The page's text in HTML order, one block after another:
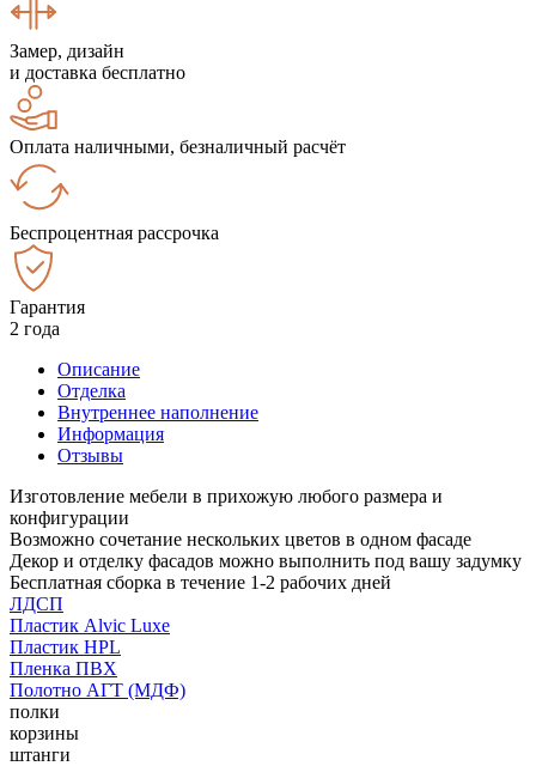
Замер, дизайн
и доставка бесплатно
Оплата наличными, безналичный расчёт
Беспроцентная рассрочка
Гарантия
2 года
Описание
Отделка
Внутреннее наполнение
Информация
Отзывы
Изготовление мебели в прихожую любого размера и
конфигурации
Возможно сочетание нескольких цветов в одном фасаде
Декор и отделку фасадов можно выполнить под вашу задумку
Бесплатная сборка в течение 1-2 рабочих дней
ЛДСП
Пластик Alvic Luxe
Пластик HPL
Пленка ПВХ
Полотно АГТ (МДФ)
полки
корзины
штанги